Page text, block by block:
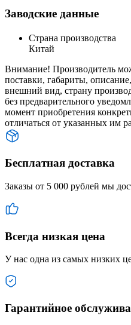
Заводские данные
Страна производства
Китай
Внимание! Производитель
поставки, габариты,
внешний вид, страну
без предварительного
момент приобретения
отличаться от указанных им
Бесплатная доставка
Заказы от 5 000 рублей мы
Всегда низкая цена
У нас одна из самых низких
Гарантийное